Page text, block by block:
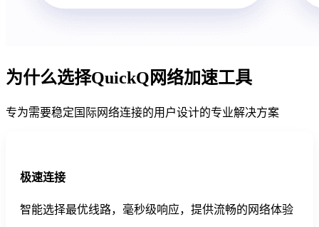
为什么选择QuickQ网络加速工具
专为需要稳定国际网络连接的用户设计的专业解决方案
极速连接
智能选择最优线路，毫秒级响应，提供流畅的网络体验